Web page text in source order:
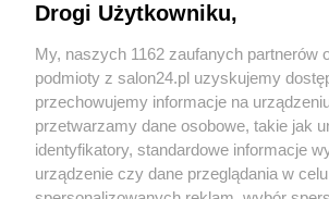
Sport
Społeczeństwo
Kultura
Drogi Użytkowniku,
My, naszych 1162 zaufanych partnerów
podmioty z salon24.pl uzyskujemy
przechowujemy informacje na
przetwarzamy dane osobowe, takie jak
identyfikatory, standardowe informacje
urządzenie czy dane przeglądania w